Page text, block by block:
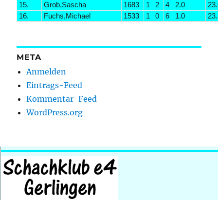
15.
Grob,Sascha 1683 1 2 4 2.0
16.
Fuchs,Michael 1533 1 0 6 1.0
META
Anmelden
Eintrags-Feed
Kommentar-Feed
WordPress.org